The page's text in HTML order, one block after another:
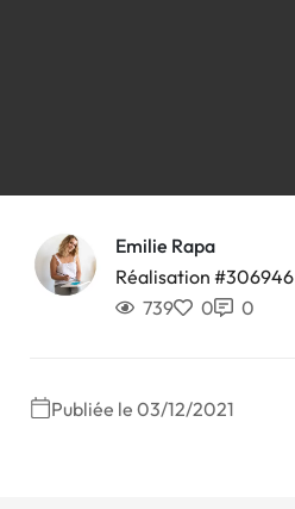
Emilie Rapa
Réalisation #306946
739
0 0
Publiée le 03/12/2021